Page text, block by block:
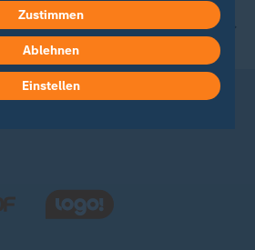
Datenschutzeinstellungen
mit Wirkung für die Zukunft
widerrufen oder ändern.
Impressum.
Zustimmen
Ablehnen
Einstellen